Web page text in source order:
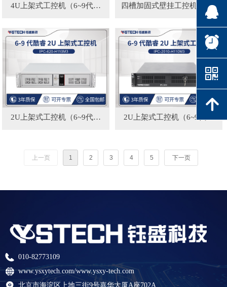
4U上架式工控机（6~9代处
win、linux
四槽加固式壁挂工控机（6~9
H110M3|支持win、linux
2U上架式工控机（6~9代处
2U上架式工控机（6~9代处
上一页 1 2 3 4 5 下一页
010-82773109
www.ysxytech.com/www.ysxy-tech.com
北京市海淀区上地三街9号嘉华大厦A座702A
뀩
뀥
낃
녕